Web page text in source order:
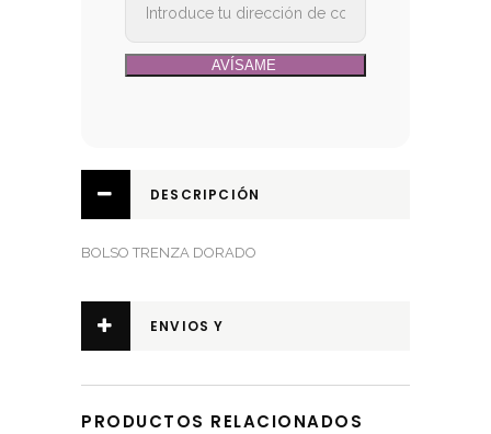
DESCRIPCIÓN
BOLSO TRENZA DORADO
ENVIOS Y
PRODUCTOS RELACIONADOS